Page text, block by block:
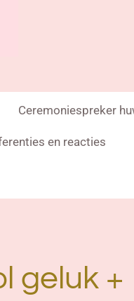
Ceremoniespreker
en reacties
geluk +